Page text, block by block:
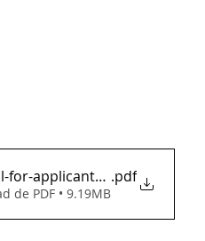
for-applicants-12.17
.pdf
de PDF • 9.19MB